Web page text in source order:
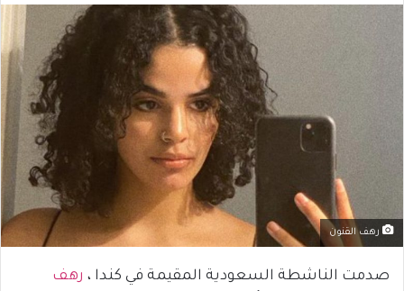
رهف القنون
صدمت الناشطة السعودية المقيمة في كندا ، رهف